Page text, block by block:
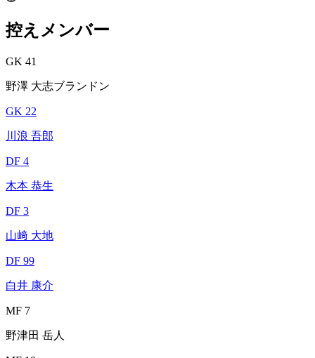
控えメンバー
GK 41
野澤 大志ブランドン
GK 22
川浪 吾郎
DF 4
木本 恭生
DF 3
山﨑 大地
DF 99
白井 康介
MF 7
野津田 岳人